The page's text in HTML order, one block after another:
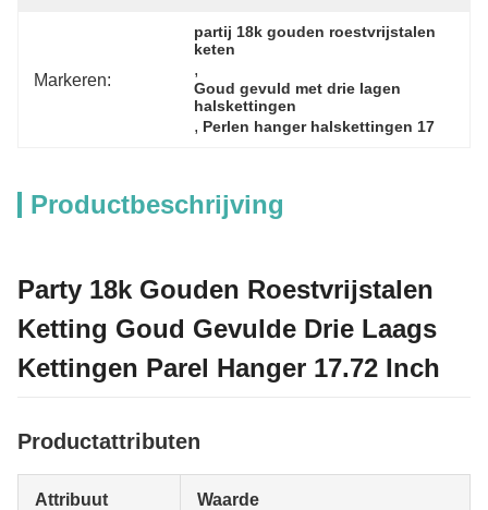
Markeren:
partij 18k gouden roestvrijstalen
keten
,
Goud gevuld met drie lagen
halskettingen
, Perlen hanger halskettingen 17
Productbeschrijving
Party 18k Gouden Roestvrijstalen
Ketting Goud Gevulde Drie Laags
Kettingen Parel Hanger 17.72 Inch
Productattributen
Attribuut Waarde